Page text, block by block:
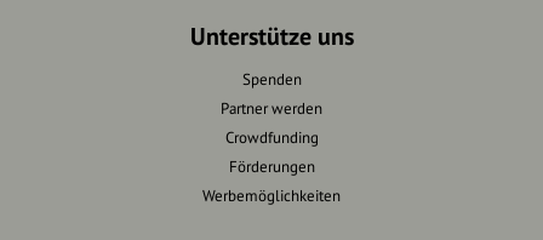
Unterstütze uns
Spenden
Partner werden
Crowdfunding
Förderungen
Werbemöglichkeiten